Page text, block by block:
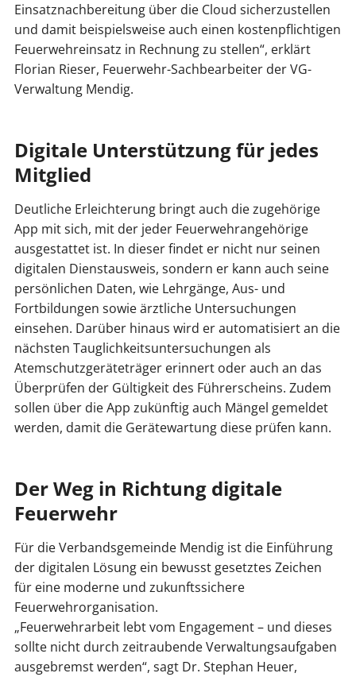
Einsatznachbereitung über die Cloud sicherzustellen
und damit beispielsweise auch einen kostenpflichtigen
Feuerwehreinsatz in Rechnung zu stellen“, erklärt
Florian Rieser, Feuerwehr-Sachbearbeiter der VG-
Verwaltung Mendig.
Digitale Unterstützung für jedes
Mitglied
Deutliche Erleichterung bringt auch die zugehörige
App mit sich, mit der jeder Feuerwehrangehörige
ausgestattet ist. In dieser findet er nicht nur seinen
digitalen Dienstausweis, sondern er kann auch seine
persönlichen Daten, wie Lehrgänge, Aus- und
Fortbildungen sowie ärztliche Untersuchungen
einsehen. Darüber hinaus wird er automatisiert an die
nächsten Tauglichkeitsuntersuchungen als
Atemschutzgeräteträger erinnert oder auch an das
Überprüfen der Gültigkeit des Führerscheins. Zudem
sollen über die App zukünftig auch Mängel gemeldet
werden, damit die Gerätewartung diese prüfen kann.
Der Weg in Richtung digitale
Feuerwehr
Für die Verbandsgemeinde Mendig ist die Einführung
der digitalen Lösung ein bewusst gesetztes Zeichen
für eine moderne und zukunftssichere
Feuerwehrorganisation.
„Feuerwehrarbeit lebt vom Engagement – und dieses
sollte nicht durch zeitraubende Verwaltungsaufgaben
ausgebremst werden“, sagt Dr. Stephan Heuer,